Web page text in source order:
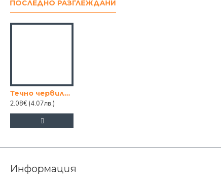
ПОСЛЕДНО РАЗГЛЕЖДАНИ
Течно червило VELVET
2.08€ (4.07лв.)
Информация